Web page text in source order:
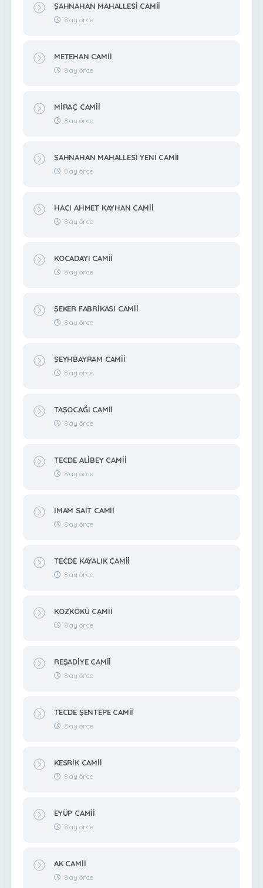
ŞAHNAHAN MAHALLESİ CAMİİ
8 ay önce
METEHAN CAMİİ
8 ay önce
MİRAÇ CAMİİ
8 ay önce
ŞAHNAHAN MAHALLESİ YENİ CAMİİ
8 ay önce
HACI AHMET KAYHAN CAMİİ
8 ay önce
KOCADAYI CAMİİ
8 ay önce
ŞEKER FABRİKASI CAMİİ
8 ay önce
ŞEYHBAYRAM CAMİİ
8 ay önce
TAŞOCAĞI CAMİİ
8 ay önce
TECDE ALİBEY CAMİİ
8 ay önce
İMAM SAİT CAMİİ
8 ay önce
TECDE KAYALIK CAMİİ
8 ay önce
KOZKÖKÜ CAMİİ
8 ay önce
REŞADİYE CAMİİ
8 ay önce
TECDE ŞENTEPE CAMİİ
8 ay önce
KESRİK CAMİİ
8 ay önce
EYÜP CAMİİ
8 ay önce
AK CAMİİ
8 ay önce